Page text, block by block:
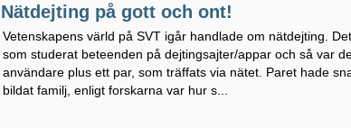
Nätdejting på gott och ont!
Vetenskapens värld på SVT igår handlade om nätdejting.
som studerat beteenden på dejtingsajter/appar och så var
användare plus ett par, som träffats via nätet. Paret hade
bildat familj, enligt forskarna var hur s...